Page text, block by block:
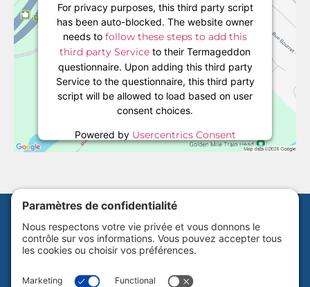
For privacy purposes, this third party script
has been auto-blocked. The website owner
needs to follow these steps to add this
third party Service to their Termageddon
questionnaire. Upon adding this third party
Service to the questionnaire, this third party
script will be allowed to load based on user
consent choices.
Powered by Usercentrics Consent
Management Platform